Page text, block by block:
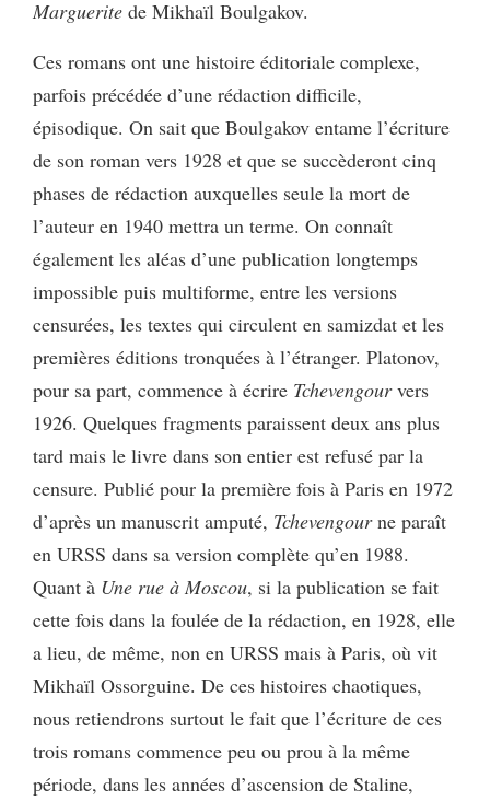
Marguerite de Mikhaïl Boulgakov.
Ces romans ont une histoire éditoriale complexe,
parfois précédée d’une rédaction difficile,
épisodique. On sait que Boulgakov entame l’écriture
de son roman vers 1928 et que se succèderont cinq
phases de rédaction auxquelles seule la mort de
l’auteur en 1940 mettra un terme. On connaît
également les aléas d’une publication longtemps
impossible puis multiforme, entre les versions
censurées, les textes qui circulent en samizdat et les
premières éditions tronquées à l’étranger. Platonov,
pour sa part, commence à écrire Tchevengourvers
1926. Quelques fragments paraissent deux ans plus
tard mais le livre dans son entier est refusé par la
censure. Publié pour la première fois à Paris en 1972
d’après un manuscrit amputé, Tchevengourne paraît
en URSS dans sa version complète qu’en 1988.
Quant à Une rue à Moscou, si la publication se fait
cette fois dans la foulée de la rédaction, en 1928, elle
a lieu, de même, non en URSS mais à Paris, où vit
Mikhaïl Ossorguine. De ces histoires chaotiques,
nous retiendrons surtout le fait que l’écriture de ces
trois romans commence peu ou prou à la même
période, dans les années d’ascension de Staline,